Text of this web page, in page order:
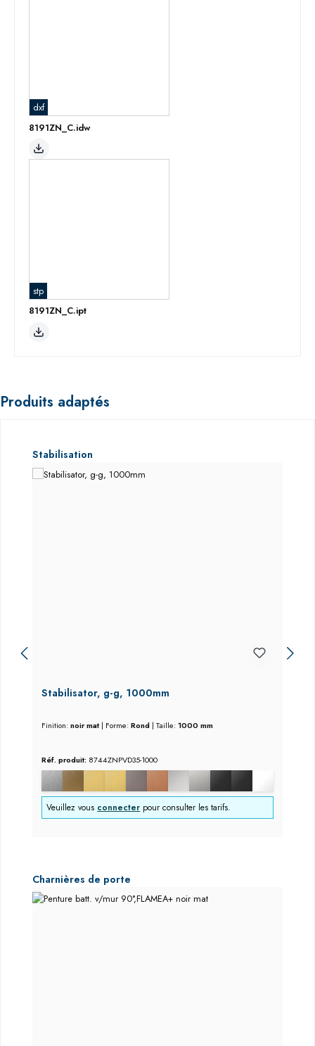
dxf
8191ZN_C.idw
stp
8191ZN_C.ipt
Produits adaptés
Ignorer la galerie de produits
Stabilisation
Stabilisator, g-g, 1000mm
Finition:noir mat | Forme:Rond | Taille:1000 mm
Réf. produit: 8744ZNPVD35-1000
Veuillez vous connecter pour consulter les tarifs.
Ignorer la galerie de produits
Charnières de porte